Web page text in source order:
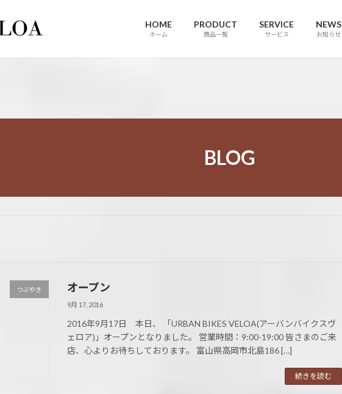
HOME
ホーム
PRODUCT
商品一覧
SERVICE
サービス
NEWS
お知らせ
BLOG
つぶやき オープン
9月 17, 2016
2016年9月17日 本日、 「URBAN BIKES VELOA(アーバンバイクスヴ
ェロア)」オープンとなりました。 営業時間：9:00-19:00 皆さまのご来
店、心よりお待ちしております。 富山県高岡市北島186 […]
続きを読む